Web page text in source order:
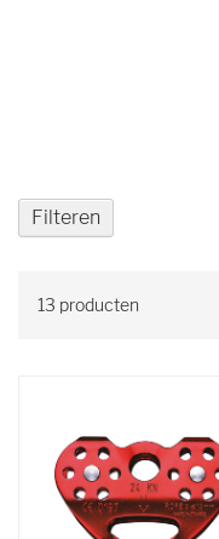
13 producten
Filteren